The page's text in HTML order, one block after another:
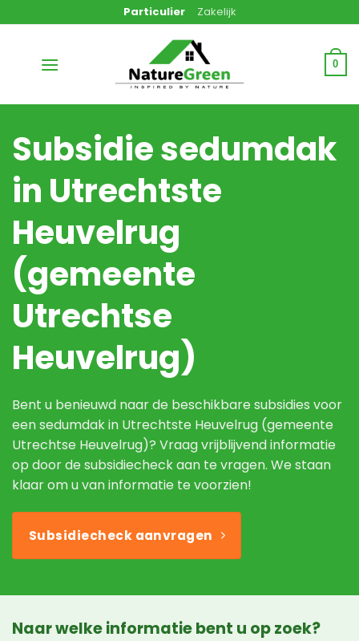
naar
Particulier Zakelijk
0
Subsidie sedumdak
in Utrechtste
Heuvelrug
(gemeente
Utrechtse
Heuvelrug)
Bent u benieuwd naar de beschikbare subsidies voor
een sedumdak in Utrechtste Heuvelrug (gemeente
Utrechtse Heuvelrug)? Vraag vrijblijvend informatie
op door de subsidiecheck aan te vragen. We staan
klaar om u van informatie te voorzien!
Subsidiecheck aanvragen
Naar welke informatie bent u op zoek?